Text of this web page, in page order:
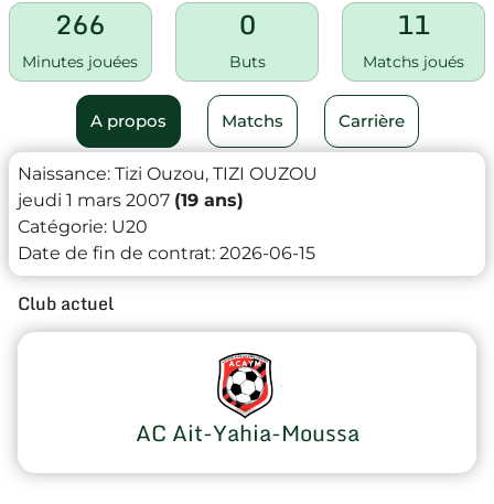
266
Minutes jouées
0
Buts
11
Matchs joués
A propos Matchs Carrière
Naissance: Tizi Ouzou, TIZI OUZOU
jeudi 1 mars 2007 (19 ans)
Catégorie: U20
Date de fin de contrat: 2026-06-15
Club actuel
AC Ait-Yahia-Moussa